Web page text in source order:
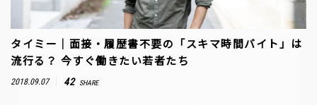
タイミー｜面接・履歴書不要の「スキマ時間バイト」は
流行る？ 今すぐ働きたい若者たち
2018.09.07 42 SHARE